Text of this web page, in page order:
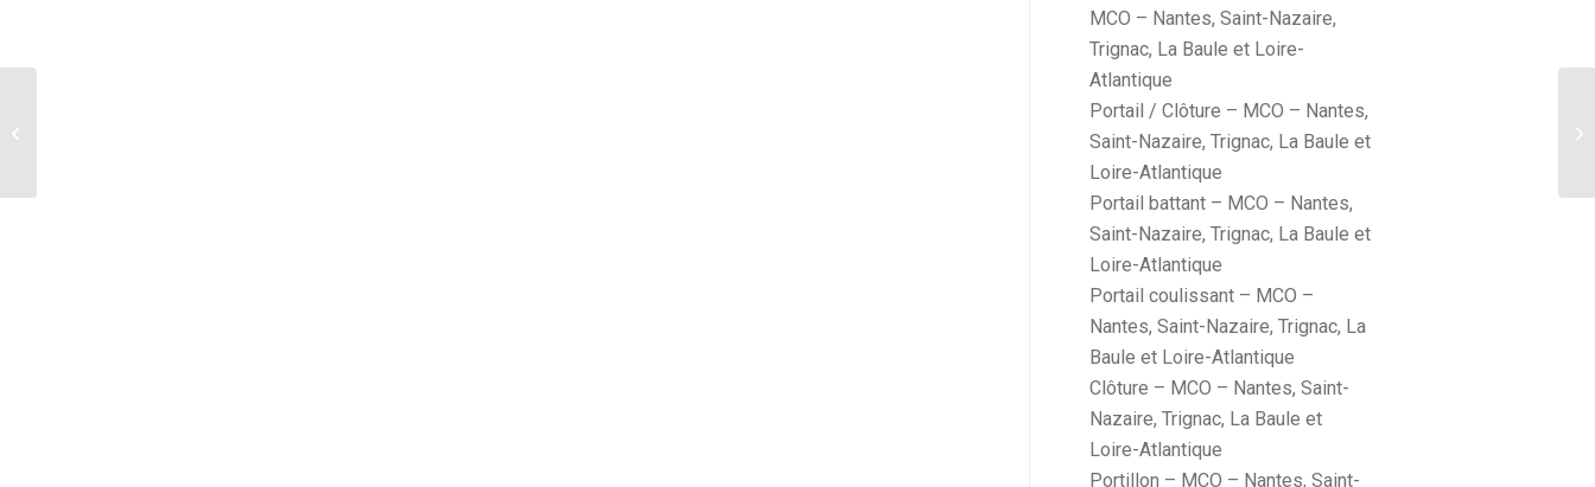
MCO – Nantes, Saint-Nazaire,
Trignac, La Baule et Loire-
Atlantique
Portail / Clôture – MCO – Nantes,
Saint-Nazaire, Trignac, La Baule et
Loire-Atlantique
Portail battant – MCO – Nantes,
Saint-Nazaire, Trignac, La Baule et
Loire-Atlantique
Portail coulissant – MCO –
Nantes, Saint-Nazaire, Trignac, La
Baule et Loire-Atlantique
Clôture – MCO – Nantes, Saint-
Nazaire, Trignac, La Baule et
Loire-Atlantique
Portillon – MCO – Nantes, Saint-